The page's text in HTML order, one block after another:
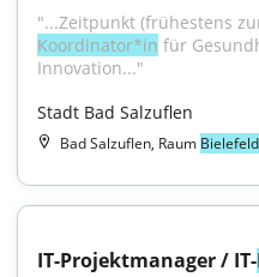
Koordinator*in für
Innovation..."
Stadt Bad Salzuflen
Bad Salzuflen, Raum Bielefeld
IT-Projektmanager / IT-